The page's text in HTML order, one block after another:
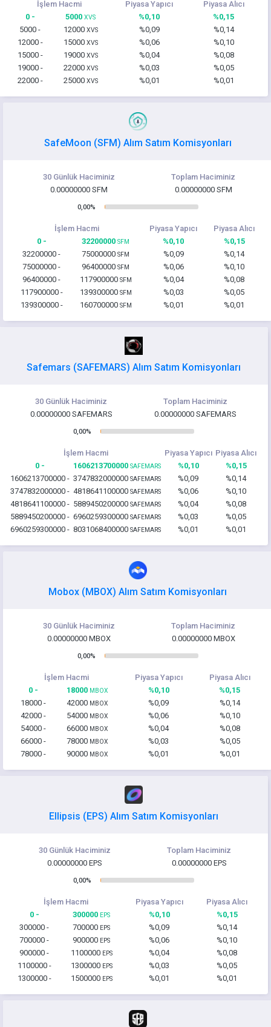
İşlem Hacmi Piyasa Yapıcı
Piyasa Alıcı
0 -
5000 XVS %0,10
%0,15
5000 -
12000 XVS %0,09
%0,14
12000 -
15000 XVS %0,06
%0,10
15000 -
19000 XVS %0,04
%0,08
19000 -
22000 XVS %0,03
%0,05
22000 -
25000 XVS %0,01 %0,01
SafeMoon (SFM) Alım Satım Komisyonları
30 Günlük Haciminiz
Toplam Haciminiz
0.00000000 SFM
0.00000000 SFM
0,00%
İşlem Hacmi Piyasa Yapıcı
Piyasa Alıcı
0 -
32200000 SFM %0,10
%0,15
32200000 -
75000000 SFM %0,09
%0,14
75000000 -
96400000 SFM %0,06
%0,10
96400000 -
117900000 SFM %0,04
%0,08
117900000 -
139300000 SFM %0,03
%0,05
139300000 -
160700000 SFM %0,01 %0,01
Safemars (SAFEMARS) Alım Satım Komisyonları
30 Günlük Haciminiz
Toplam Haciminiz
0.00000000 SAFEMARS
0.00000000 SAFEMARS
0,00%
İşlem Hacmi Piyasa Yapıcı Piyasa Alıcı
0 -
1606213700000 SAFEMARS %0,10
%0,15
1606213700000 - 3747832000000 SAFEMARS %0,09
%0,14
3747832000000 - 4818641100000 SAFEMARS %0,06
%0,10
4818641100000 - 5889450200000 SAFEMARS %0,04
%0,08
5889450200000 - 6960259300000 SAFEMARS %0,03
%0,05
6960259300000 - 8031068400000 SAFEMARS %0,01 %0,01
Mobox (MBOX) Alım Satım Komisyonları
30 Günlük Haciminiz
Toplam Haciminiz
0.00000000 MBOX
0.00000000 MBOX
0,00%
İşlem Hacmi Piyasa Yapıcı
Piyasa Alıcı
0 -
18000 MBOX %0,10
%0,15
18000 -
42000 MBOX %0,09
%0,14
42000 -
54000 MBOX %0,06
%0,10
54000 -
66000 MBOX %0,04
%0,08
66000 -
78000 MBOX %0,03
%0,05
78000 -
90000 MBOX %0,01 %0,01
Ellipsis (EPS) Alım Satım Komisyonları
30 Günlük Haciminiz
Toplam Haciminiz
0.00000000 EPS
0.00000000 EPS
0,00%
İşlem Hacmi Piyasa Yapıcı
Piyasa Alıcı
0 -
300000 EPS %0,10
%0,15
300000 -
700000 EPS %0,09
%0,14
700000 -
900000 EPS %0,06
%0,10
900000 -
1100000 EPS %0,04
%0,08
1100000 -
1300000 EPS %0,03
%0,05
1300000 -
1500000 EPS %0,01 %0,01